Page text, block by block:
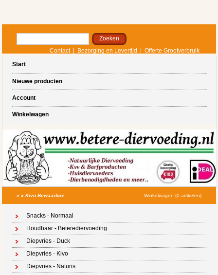
Contact Bezorging en Levertijd
Offerte Grootverbruik
Start
Nieuwe producten
Account
Winkelwagen
»x Kivo Bewaarbox Winkelwagen (0 artikelen)
Snacks - Normaal
Houdbaar - Beterediervoeding
Diepvries - Duck
Diepvries - Kivo
Diepvries - Naturis